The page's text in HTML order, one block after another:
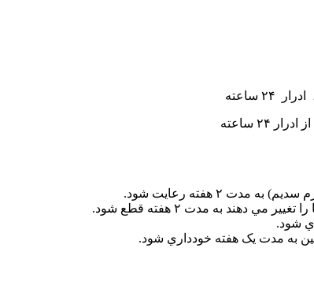
ساعته
دهند به مدت ۲ هفته قطع شود.
به مدت یک هفته خودداري شود.